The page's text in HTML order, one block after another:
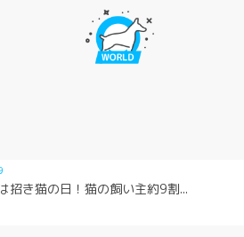
招き猫の日！猫の飼い主約9割...